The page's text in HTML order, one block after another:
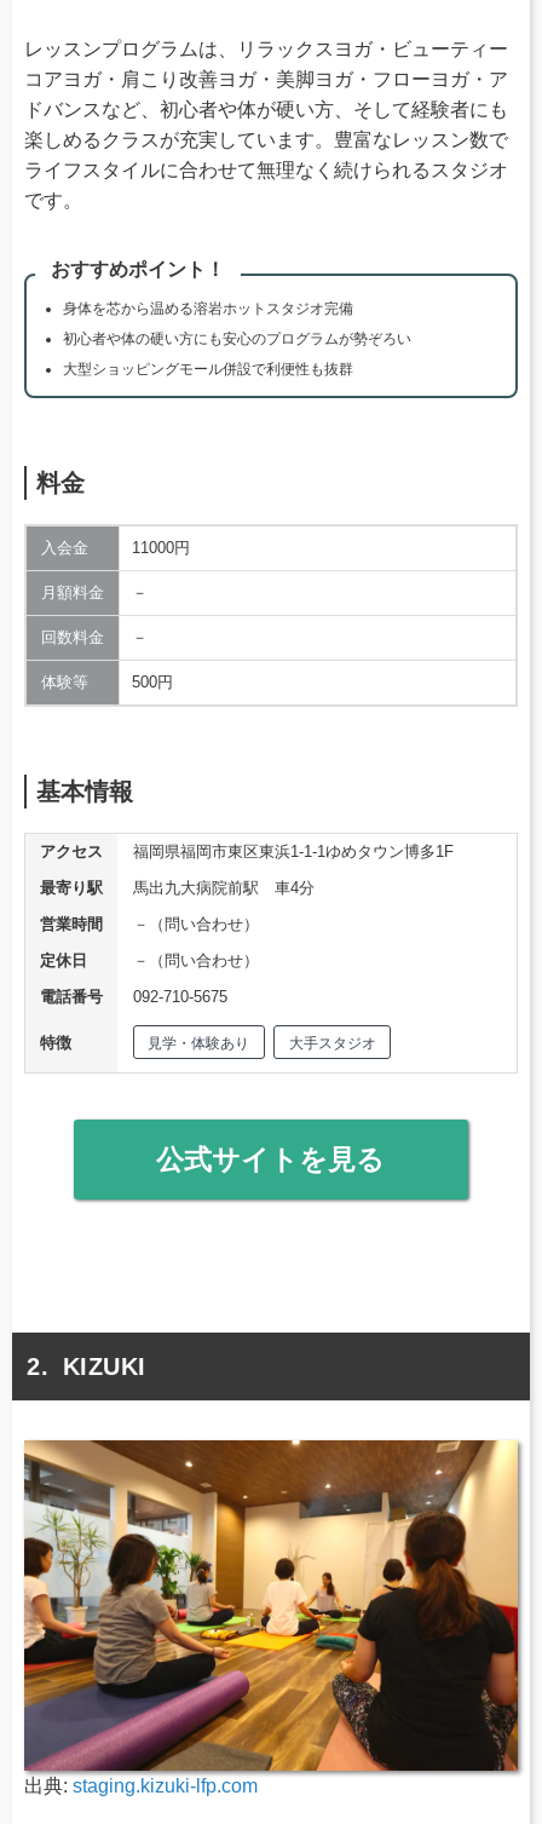
レッスンプログラムは、リラックスヨガ・ビューティー
コアヨガ・肩こり改善ヨガ・美脚ヨガ・フローヨガ・ア
ドバンスなど、初心者や体が硬い方、そして経験者にも
楽しめるクラスが充実しています。豊富なレッスン数で
ライフスタイルに合わせて無理なく続けられるスタジオ
です。
おすすめポイント！
身体を芯から温める溶岩ホットスタジオ完備
初心者や体の硬い方にも安心のプログラムが勢ぞろい
大型ショッピングモール併設で利便性も抜群
料金
入会金 11000円
月額料金 －
回数料金 －
体験等 500円
基本情報
アクセス
福岡県福岡市東区東浜1-1-1ゆめタウン博多1F
最寄り駅
馬出九大病院前駅 車4分
営業時間
－（問い合わせ）
定休日
－（問い合わせ）
電話番号
092-710-5675
特徴 見学・体験あり 大手スタジオ
公式サイトを見る
KIZUKI
出典: staging.kizuki-lfp.com